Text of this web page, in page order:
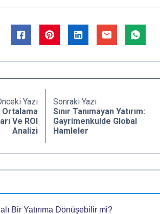
Yazı
Ortalama
Ve ROI
Analizi
Sonraki Yazı
Sınır Tanımayan Yatırım:
Gayrimenkulde Global
Hamleler